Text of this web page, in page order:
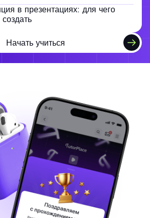
в презентациях: для чего
Начать учиться